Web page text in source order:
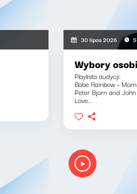
30 lipca 2026
Wybory
Playlista audycji:
Babe Rainbow -
Peter Bjorn and
Love...